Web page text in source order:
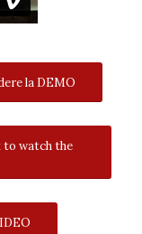
la DEMO
to watch the